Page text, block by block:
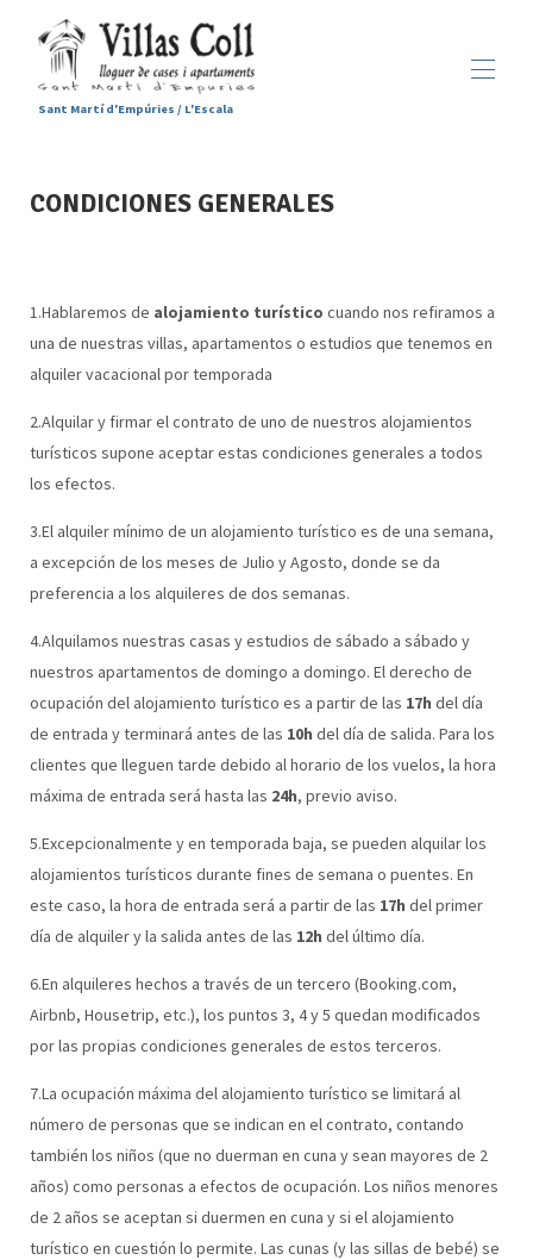
Sant Martí d'Empúries / L'Escala
Alojamientos ▾
Contacto
CONDICIONES GENERALES
1.Hablaremos de alojamiento turístico cuando nos refiramos a
una de nuestras villas, apartamentos o estudios que tenemos en
alquiler vacacional por temporada
2.Alquilar y firmar el contrato de uno de nuestros alojamientos
turísticos supone aceptar estas condiciones generales a todos
los efectos.
3.El alquiler mínimo de un alojamiento turístico es de una semana,
a excepción de los meses de Julio y Agosto, donde se da
preferencia a los alquileres de dos semanas.
4.Alquilamos nuestras casas y estudios de sábado a sábado y
nuestros apartamentos de domingo a domingo. El derecho de
ocupación del alojamiento turístico es a partir de las 17h del día
de entrada y terminará antes de las 10h del día de salida. Para los
clientes que lleguen tarde debido al horario de los vuelos, la hora
máxima de entrada será hasta las 24h, previo aviso.
5.Excepcionalmente y en temporada baja, se pueden alquilar los
alojamientos turísticos durante fines de semana o puentes. En
este caso, la hora de entrada será a partir de las 17h del primer
día de alquiler y la salida antes de las 12h del último día.
6.En alquileres hechos a través de un tercero (Booking.com,
Airbnb, Housetrip, etc.), los puntos 3, 4 y 5 quedan modificados
por las propias condiciones generales de estos terceros.
7.La ocupación máxima del alojamiento turístico se limitará al
número de personas que se indican en el contrato, contando
también los niños (que no duerman en cuna y sean mayores de 2
años) como personas a efectos de ocupación. Los niños menores
de 2 años se aceptan si duermen en cuna y si el alojamiento
turístico en cuestión lo permite. Las cunas (y las sillas de bebé) se